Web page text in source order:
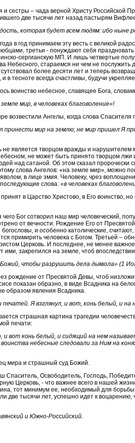
сестры – чада верной Христу Российской
две тысячи лет назад пастырям
которая будет всем людям: ибо ныне
в год принимаем эту весть с великой
третьи - понуждают себя
сергианскую МП. И лишь четвертые
Небесного, стараемся ни чем не
более десяти лет и теперь
и в тесноте всегда счастливы, будучи
воинство небесное, славящее Бога,
мир, в человеках благоволение»!
возвестили Ангелы, когда слова Спасителя
мир на землю; не мир пришел Я
не является творцом вражды и
не может быть принято творцом
над сатаной. Об этом сказал
слова Ангелов: «на земле мир», можно
в лице змия. Человеку, чрез
слова: «в человеках
принят в Царство Христово, в Его
чего Бог сотворил наш мир человеческий,
от вечности. Рождение Его от
и особенно католические,
примирить человека с Богом. Третьей –
Церковь. И последнее, не менее
ими, закрепился на земле, чтоб
чтобы разрушить дела дьявола» (1
рождение от Пресвятой Девы, чтоб
показан образно, в виде Всадника на
образом явления Всадника.
печатей. Я взглянул, и вот, конь белый, и
страшная картина трагедии
печати:
и вот конь белый, и сидящий на нем
небесные следовали за Ним на
мира и страшный суд Божий.
Спаситель, Освободитель, Господь,
Церковь, - что важнее всего в нашей
тот минимум ее, необходимый для
две тысячи лет, успешно идет к
и Южно-Российский.